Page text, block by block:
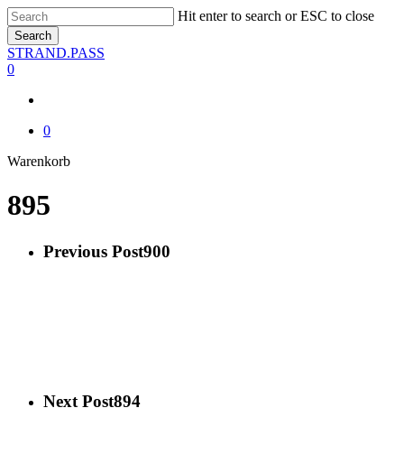
Skip
to
main
content
Hit enter to search or ESC to close
Search
Close
Search
STRAND.PASS
0
0
WarenkorbClose
895
Previous Post900
Next Post894